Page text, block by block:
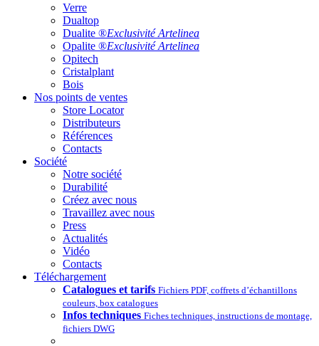
Verre
Dualtop
Dualite ®Exclusivité Artelinea
Opalite ®Exclusivité Artelinea
Opitech
Cristalplant
Bois
Nos points de ventes
Store Locator
Distributeurs
Références
Contacts
Société
Notre société
Durabilité
Créez avec nous
Travaillez avec nous
Press
Actualités
Vidéo
Contacts
Téléchargement
Catalogues et tarifs Fichiers PDF, coffrets d’échantillons
couleurs, box catalogues
Infos techniques Fiches techniques, instructions de montage,
fichiers DWG